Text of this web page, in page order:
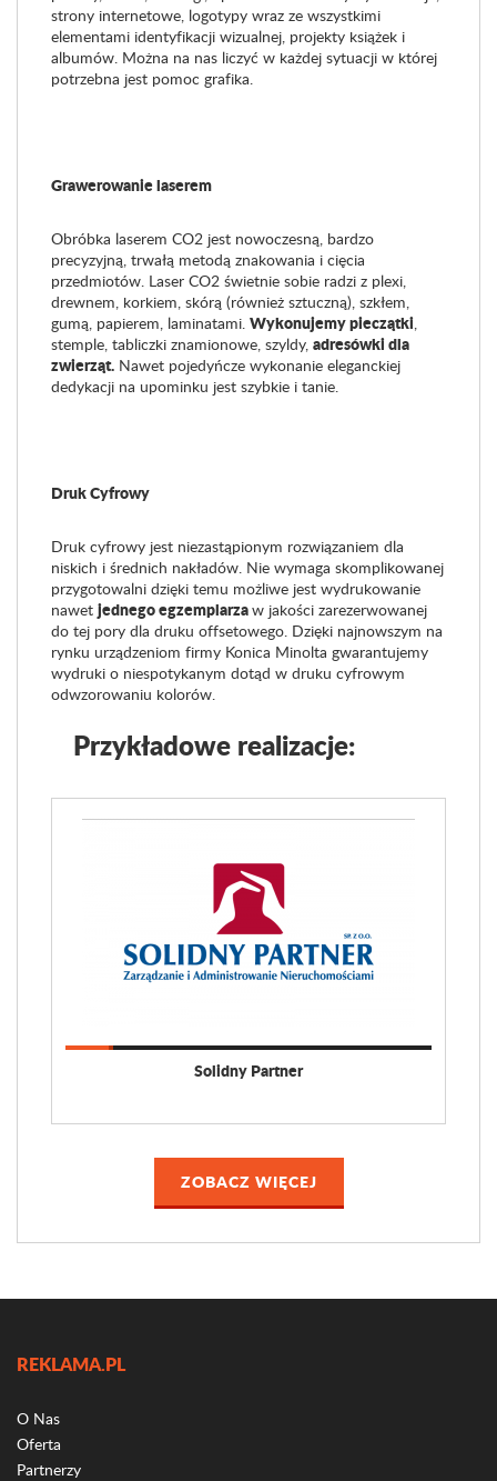
strony internetowe, logotypy wraz ze wszystkimi
elementami identyfikacji wizualnej, projekty książek i
albumów. Można na nas liczyć w każdej sytuacji w której
potrzebna jest pomoc grafika.
Grawerowanie laserem
Obróbka laserem CO2 jest nowoczesną, bardzo
precyzyjną, trwałą metodą znakowania i cięcia
przedmiotów. Laser CO2 świetnie sobie radzi z plexi,
drewnem, korkiem, skórą (również sztuczną), szkłem,
gumą, papierem, laminatami. Wykonujemy pieczątki,
stemple, tabliczki znamionowe, szyldy, adresówki dla
zwierząt. Nawet pojedyńcze wykonanie eleganckiej
dedykacji na upominku jest szybkie i tanie.
Druk Cyfrowy
Druk cyfrowy jest niezastąpionym rozwiązaniem dla
niskich i średnich nakładów. Nie wymaga skomplikowanej
przygotowalni dzięki temu możliwe jest wydrukowanie
nawet jednego egzemplarzaw jakości zarezerwowanej
do tej pory dla druku offsetowego. Dzięki najnowszym na
rynku urządzeniom firmy Konica Minolta gwarantujemy
wydruki o niespotykanym dotąd w druku cyfrowym
odwzorowaniu kolorów.
Przykładowe realizacje:
Solidny Partner
ZOBACZ WIĘCEJ
REKLAMA.PL
O Nas
Oferta
Partnerzy